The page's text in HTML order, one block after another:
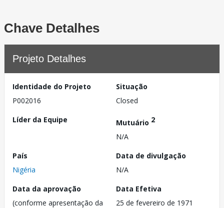
Chave Detalhes
Projeto Detalhes
Identidade do Projeto
P002016
Situação
Closed
Líder da Equipe
Mutuário 2
N/A
País
Nigéria
Data de divulgação
N/A
Data da aprovação
(conforme apresentação da
Data Efetiva
25 de fevereiro de 1971